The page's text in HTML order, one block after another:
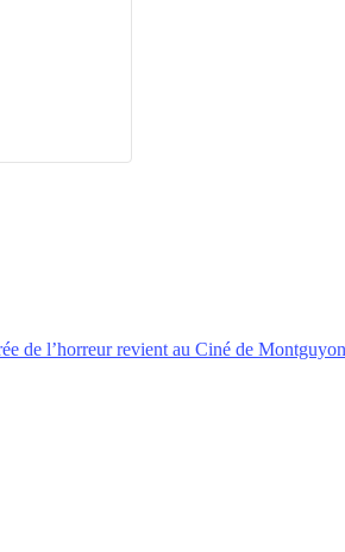
de l’horreur revient au Ciné de